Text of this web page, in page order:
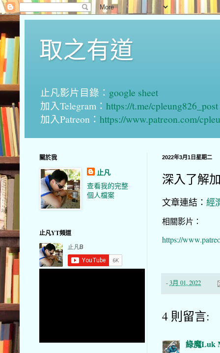
取之有道
止凡影片目錄： google sheet
加入Telegram： https://t.me/cpleung826_post
加入Patreon： https://www.patreon.com/
2022年3月1日星期二
深入了解
文章連結： 經
相關影片：
https://
-3月 01, 2022
4 則留言:
綠魔Luk
關於我
止凡
查看我的完整
個人檔案
止凡YT頻道